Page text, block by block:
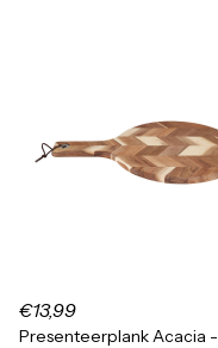
€13,99
Presenteerplank Acacia -